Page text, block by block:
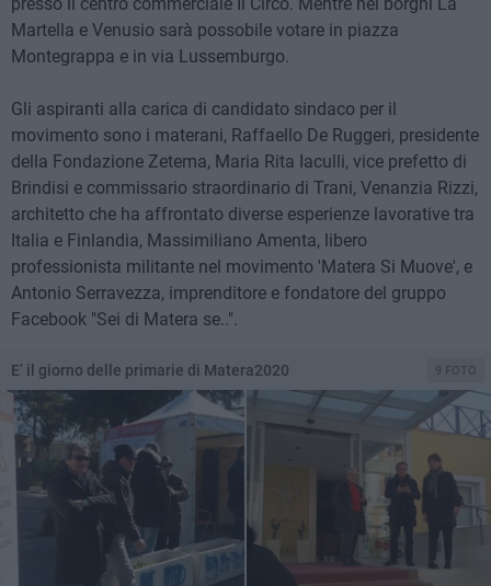
Martella e Venusio sarà possobile votare in piazza
Montegrappa e in via Lussemburgo.
Gli aspiranti alla carica di candidato sindaco per il
movimento sono i materani, Raffaello De Ruggeri, presidente
della Fondazione Zetema, Maria Rita Iaculli, vice prefetto di
Brindisi e commissario straordinario di Trani, Venanzia Rizzi,
architetto che ha affrontato diverse esperienze lavorative tra
Italia e Finlandia, Massimiliano Amenta, libero
professionista militante nel movimento 'Matera Si Muove', e
Antonio Serravezza, imprenditore e fondatore del gruppo
Facebook "Sei di Matera se..".
9 FOTO
E’ il giorno delle primarie di Matera2020